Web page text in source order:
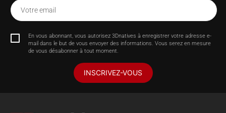
Votre email
En vous abonnant, vous autorisez 3Dnatives à enregistrer votre adresse e-
mail dans le but de vous envoyer des informations. Vous serez en mesure
de vous désabonner à tout moment.
INSCRIVEZ-VOUS